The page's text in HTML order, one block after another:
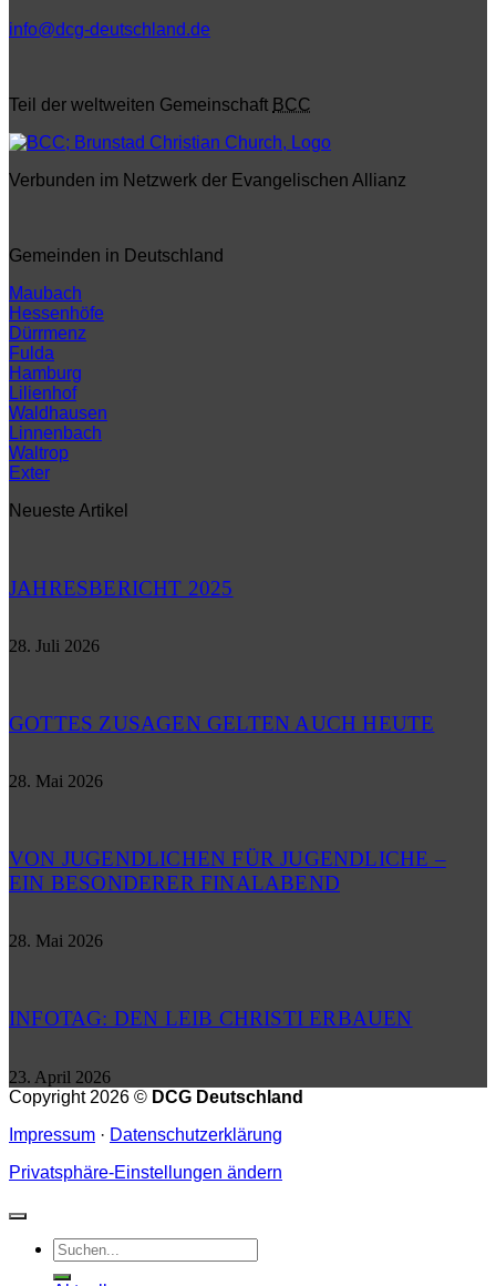
info@dcg-deutschland.de
Teil der weltweiten Gemeinschaft BCC
Verbunden im Netzwerk der Evangelischen Allianz
Gemeinden in Deutschland
Maubach
Hessenhöfe
Dürrmenz
Fulda
Hamburg
Lilienhof
Waldhausen
Linnenbach
Waltrop
Exter
Neueste Artikel
JAHRESBERICHT 2025
28. Juli 2026
GOTTES ZUSAGEN GELTEN AUCH HEUTE
28. Mai 2026
VON JUGENDLICHEN FÜR JUGENDLICHE –
EIN BESONDERER FINALABEND
28. Mai 2026
INFOTAG: DEN LEIB CHRISTI ERBAUEN
23. April 2026
Copyright 2026 © DCG Deutschland
Impressum · Datenschutzerklärung
Privatsphäre-Einstellungen ändern